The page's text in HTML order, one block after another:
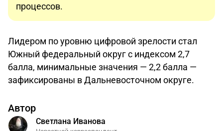
процессов.
Лидером по уровню цифровой зрелости стал
Южный федеральный округ с индексом 2,7
балла, минимальные значения — 2,2 балла —
зафиксированы в Дальневосточном округе.
Автор
Светлана Иванова